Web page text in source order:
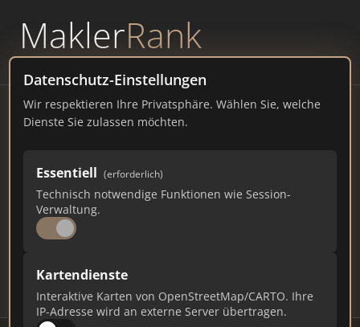
MaklerRank
powered byWAVEPOINT
Datenschutz-Einstellungen
Wir respektieren Ihre Privatsphäre. Wählen Sie, welche
Dienste Sie zulassen möchten.
Essentiell (erforderlich)
Technisch notwendige Funktionen wie Session-
Verwaltung.
Kartendienste
Interaktive Karten von OpenStreetMap/CARTO. Ihre
IP-Adresse wird an externe Server übertragen.
Immobilienmakler
Cuxhaven – Ranking Juli
2026
NIEDERSACHSEN
72
Makler Makler-Keywords